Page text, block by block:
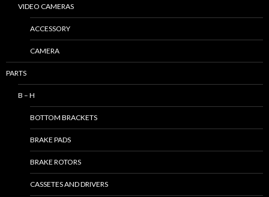
VIDEO CAMERAS
ACCESSORY
CAMERA
PARTS
B – H
BOTTOM BRACKETS
BRAKE PADS
BRAKE ROTORS
CASSETES AND DRIVERS